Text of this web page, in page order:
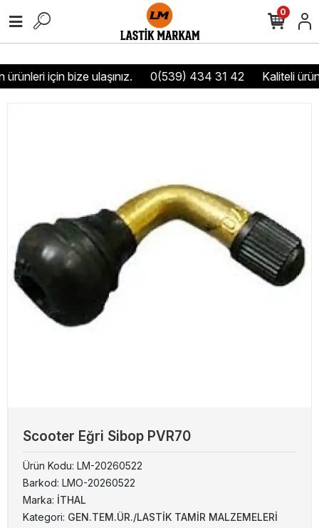
için bize ulaşınız. 0(539) 434 31 42 Kaliteli
0
Scooter Eğri Sibop PVR70
Ürün Kodu: LM-20260522
Barkod: LMO-20260522
Marka: İTHAL
Kategori: GEN.TEM.ÜR./LASTİK TAMİR MALZEMELERİ